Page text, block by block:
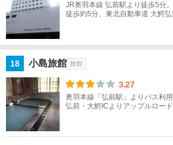
JR奥羽本線 弘前駅より徒歩5分
徒歩約5分。東北自動車道 大鰐弘
18 小島旅館 旅館
3.27
奥羽本線「弘前駅」よりバス利
弘前・大鰐ICよりアップルロー